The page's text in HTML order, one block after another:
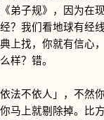
弟子规》，因为在
？我们看地球有经
上找，你就有信心
样？错。
不依人」，不然
马上就剔除掉。比